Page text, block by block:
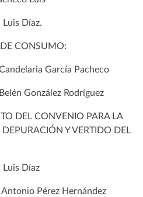
Díaz.
CONSUMO:
García Pacheco
González Rodríguez
DEL CONVENIO PARA LA
Y VERTIDO DEL
Díaz
Pérez Hernández